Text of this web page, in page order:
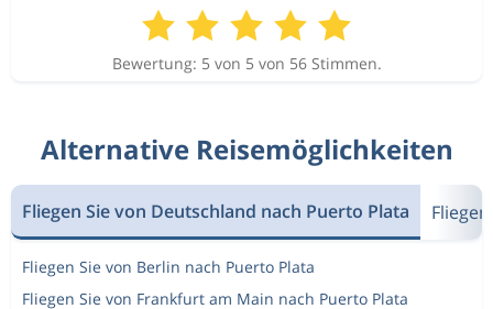
Bewertung: 5 von 5 von 56 Stimmen.
Alternative Reisemöglichkeiten
Fliegen Sie von Deutschland nach Puerto Plata
Fliegen Sie von Berlin nach Puerto Plata
Fliegen Sie von Frankfurt am Main nach Puerto Plata